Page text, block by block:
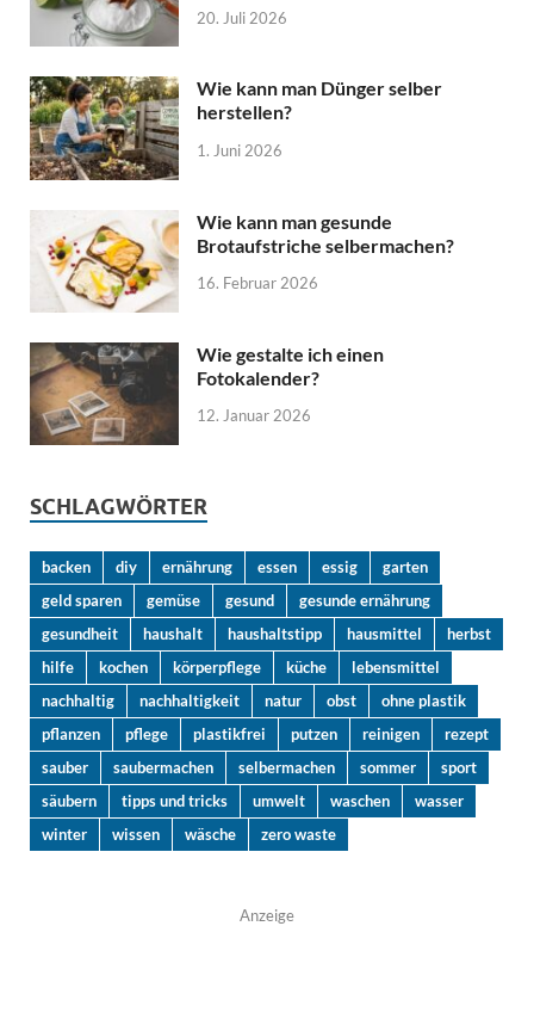
20. Juli 2026
Wie kann man Dünger selber
herstellen?
1. Juni 2026
Wie kann man gesunde
Brotaufstriche selbermachen?
16. Februar 2026
Wie gestalte ich einen
Fotokalender?
12. Januar 2026
SCHLAGWÖRTER
backen diy ernährung essen essig
garten
geld sparen
gemüse gesund
gesunde ernährung
gesundheit
haushalt haushaltstipp hausmittel
herbst
hilfe
kochen körperpflege küche
lebensmittel
nachhaltig
nachhaltigkeit natur obst
ohne plastik
pflanzen
pflege plastikfrei putzen reinigen
rezept
sauber
saubermachen selbermachen sommer
sport
säubern
tipps und tricks umwelt waschen
wasser
winter
wissen wäsche zero waste
Anzeige